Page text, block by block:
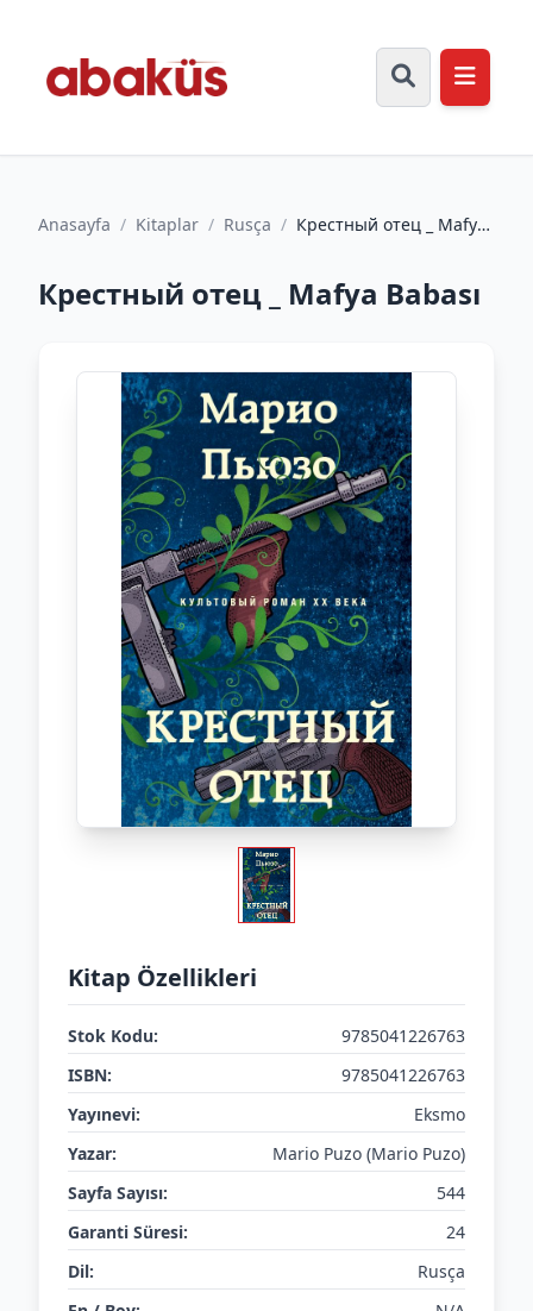
Anasayfa / Kitaplar / Rusça / Крестный отец _ Mafya
Крестный отец _ Mafya Babası
Kitap Özellikleri
Stok Kodu:
9785041226763
ISBN:
9785041226763
Yayınevi:
Eksmo
Yazar:
Mario Puzo (Mario Puzo)
Sayfa Sayısı:
544
Garanti Süresi:
24
Dil:
Rusça